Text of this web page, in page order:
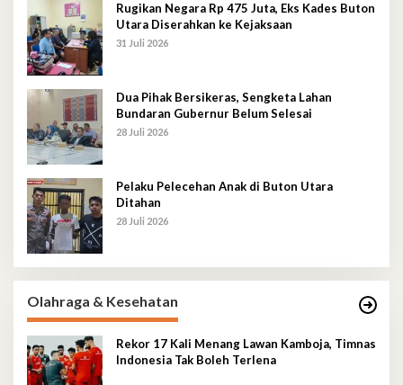
Rugikan Negara Rp 475 Juta, Eks Kades Buton
Utara Diserahkan ke Kejaksaan
31 Juli 2026
Dua Pihak Bersikeras, Sengketa Lahan
Bundaran Gubernur Belum Selesai
28 Juli 2026
Pelaku Pelecehan Anak di Buton Utara
Ditahan
28 Juli 2026
Olahraga & Kesehatan
Rekor 17 Kali Menang Lawan Kamboja, Timnas
Indonesia Tak Boleh Terlena